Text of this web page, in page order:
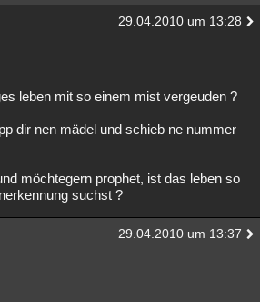
29.04.2010 um 13:28
leben mit so einem mist vergeuden ?
dir nen mädel und schieb ne nummer
möchtegern prophet, ist das leben so
suchst ?
29.04.2010 um 13:37